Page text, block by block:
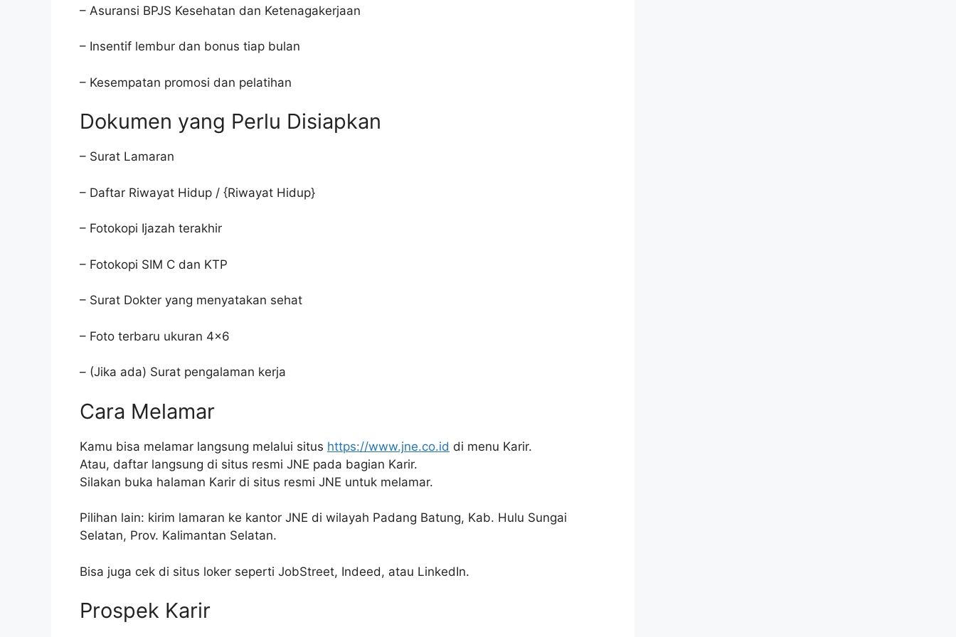
– Asuransi BPJS Kesehatan dan Ketenagakerjaan
– Insentif lembur dan bonus tiap bulan
– Kesempatan promosi dan pelatihan
Dokumen yang Perlu Disiapkan
– Surat Lamaran
– Daftar Riwayat Hidup / {Riwayat Hidup}
– Fotokopi Ijazah terakhir
– Fotokopi SIM C dan KTP
– Surat Dokter yang menyatakan sehat
– Foto terbaru ukuran 4×6
– (Jika ada) Surat pengalaman kerja
Cara Melamar
Kamu bisa melamar langsung melalui situs https://www.jne.co.id di menu Karir.
Atau, daftar langsung di situs resmi JNE pada bagian Karir.
Silakan buka halaman Karir di situs resmi JNE untuk melamar.
Pilihan lain: kirim lamaran ke kantor JNE di wilayah Padang Batung, Kab. Hulu Sungai
Selatan, Prov. Kalimantan Selatan.
Bisa juga cek di situs loker seperti JobStreet, Indeed, atau LinkedIn.
Prospek Karir